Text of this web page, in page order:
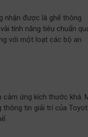
nhận được là ghế thông
tính năng tiêu chuẩn
với một loạt các bộ an
cảm ứng kích thước khá.
thông tin giải trí của